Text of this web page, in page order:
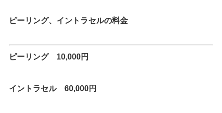
ピーリング、イントラセルの料金
ピーリング 10,000円
イントラセル 60,000円